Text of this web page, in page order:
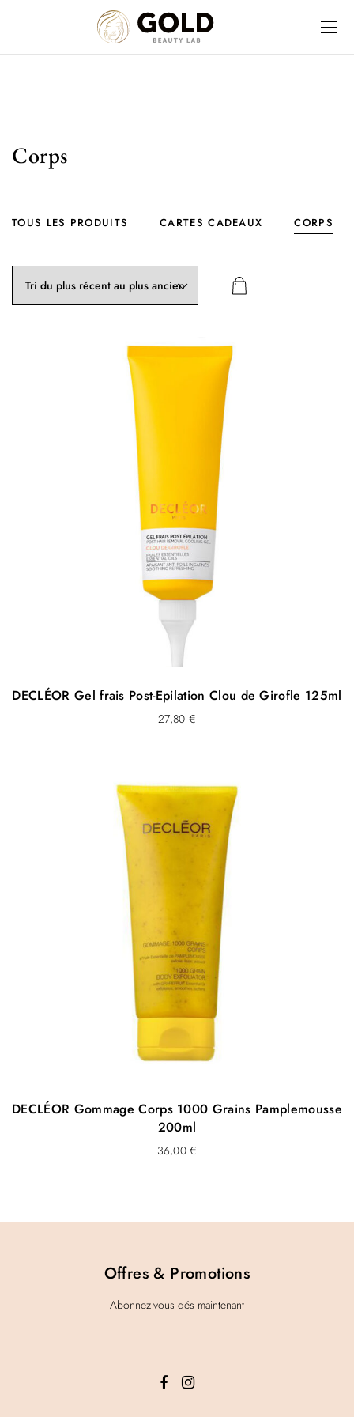
Corps
TOUS LES PRODUITS CARTES CADEAUX CORPS
DECLÉOR Gel frais Post-Epilation Clou de Girofle 125ml
27,80 €
DECLÉOR Gommage Corps 1000 Grains Pamplemousse
200ml
36,00€
Offres & Promotions
Abonnez-vous dés maintenant